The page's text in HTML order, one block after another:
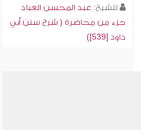
للشيخ: عبد المحسن العباد
جزء من محاضرة ( شرح سنن أبي
داود [539])